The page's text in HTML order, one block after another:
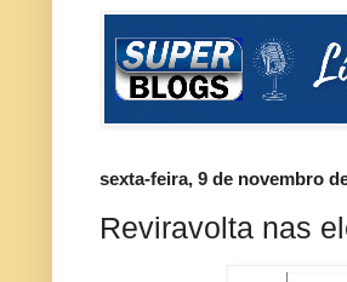
sexta-feira, 9 de novembro
Reviravolta nas